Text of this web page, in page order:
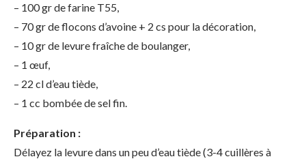
– 100 gr de farine T55,
– 70 gr de flocons d’avoine + 2 cs pour la décoration,
– 10 gr de levure fraîche de boulanger,
– 1 œuf,
– 22 cl d’eau tiède,
– 1 cc bombée de sel fin.
Préparation :
Délayez la levure dans un peu d’eau tiède (3-4 cuillères à